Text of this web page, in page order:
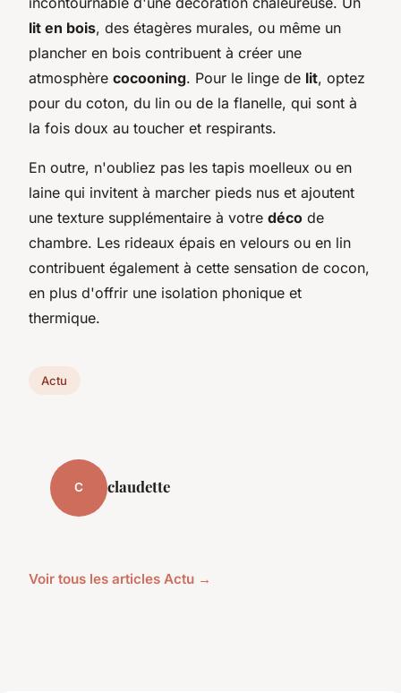
lit en bois, des étagères murales, ou même un
plancher en bois contribuent à créer une
atmosphère cocooning. Pour le linge de lit, optez
pour du coton, du lin ou de la flanelle, qui sont à
la fois doux au toucher et respirants.
En outre, n'oubliez pas les tapis moelleux ou en
laine qui invitent à marcher pieds nus et ajoutent
une texture supplémentaire à votre déco de
chambre. Les rideaux épais en velours ou en lin
contribuent également à cette sensation de cocon,
en plus d'offrir une isolation phonique et
thermique.
Actu
C claudette
Voir tous les articles Actu →